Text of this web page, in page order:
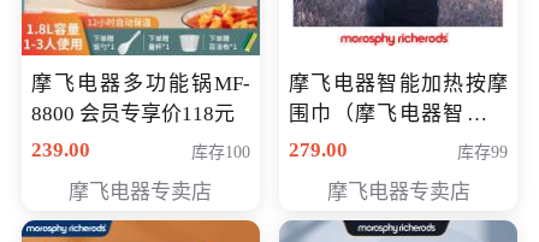
摩飞电器多功能锅MF-
8800 会员专享价118元
239.00
库存100
摩飞电器专卖店
摩飞电器智能加热按摩
围巾（摩飞电器智能加
热按摩围脖） 会员专享
279.00 库存99
摩飞电器专卖店